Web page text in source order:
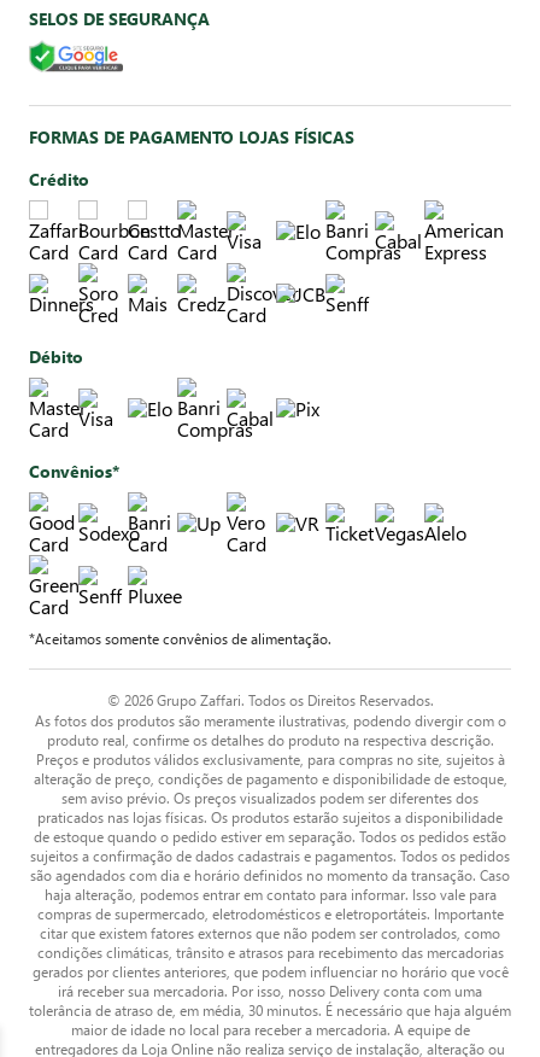
SELOS DE SEGURANÇA
FORMAS DE PAGAMENTO LOJAS FÍSICAS
Crédito
Débito
Convênios*
*Aceitamos somente convênios de alimentação.
© 2026 Grupo Zaffari. Todos os Direitos Reservados.
As fotos dos produtos são meramente ilustrativas, podendo divergir com o
produto real, confirme os detalhes do produto na respectiva descrição.
Preços e produtos válidos exclusivamente, para compras no site, sujeitos à
alteração de preço, condições de pagamento e disponibilidade de estoque,
sem aviso prévio. Os preços visualizados podem ser diferentes dos
praticados nas lojas físicas. Os produtos estarão sujeitos a disponibilidade
de estoque quando o pedido estiver em separação. Todos os pedidos estão
sujeitos a confirmação de dados cadastrais e pagamentos. Todos os pedidos
são agendados com dia e horário definidos no momento da transação. Caso
haja alteração, podemos entrar em contato para informar. Isso vale para
compras de supermercado, eletrodomésticos e eletroportáteis. Importante
citar que existem fatores externos que não podem ser controlados, como
condições climáticas, trânsito e atrasos para recebimento das mercadorias
gerados por clientes anteriores, que podem influenciar no horário que você
irá receber sua mercadoria. Por isso, nosso Delivery conta com uma
tolerância de atraso de, em média, 30 minutos. É necessário que haja alguém
maior de idade no local para receber a mercadoria. A equipe de
entregadores da Loja Online não realiza serviço de instalação, alteração ou